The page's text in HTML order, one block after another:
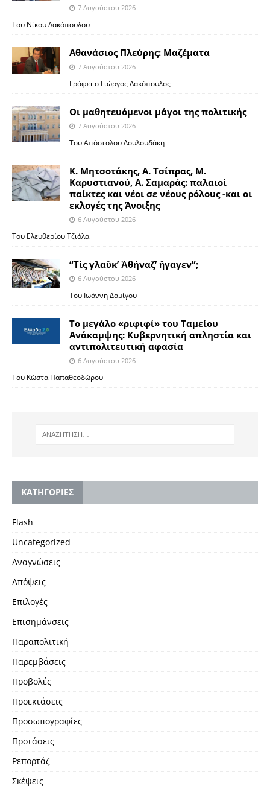
7 Αυγούστου 2026
Του Νίκου Λακόπουλου
Αθανάσιος Πλεύρης: Μαζέματα
7 Αυγούστου 2026
Γράφει ο Γιώργος Λακόπουλος
Οι μαθητευόμενοι μάγοι της πολιτικής
7 Αυγούστου 2026
Του Απόστολου Λουλουδάκη
Κ. Μητσοτάκης, Α. Τσίπρας, Μ.
Καρυστιανού, Α. Σαμαράς: παλαιοί
παίκτες και νέοι σε νέους ρόλους -και οι
εκλογές της Άνοιξης
6 Αυγούστου 2026
Του Ελευθερίου Τζιόλα
“Τίς γλαῦκ’ Ἀθήναζ’ ἤγαγεν”;
6 Αυγούστου 2026
Του Ιωάννη Δαμίγου
Το μεγάλο «ριφιφί» του Ταμείου
Ανάκαμψης: Κυβερνητική απληστία και
αντιπολιτευτική αφασία
6 Αυγούστου 2026
Του Κώστα Παπαθεοδώρου
KΑΤΗΓΟΡΙΕΣ
Flash
Uncategorized
Αναγνώσεις
Απόψεις
Επιλογές
Επισημάνσεις
Παραπολιτική
Παρεμβάσεις
Προβολές
Προεκτάσεις
Προσωπογραφίες
Προτάσεις
Ρεπορτάζ
Σκέψεις